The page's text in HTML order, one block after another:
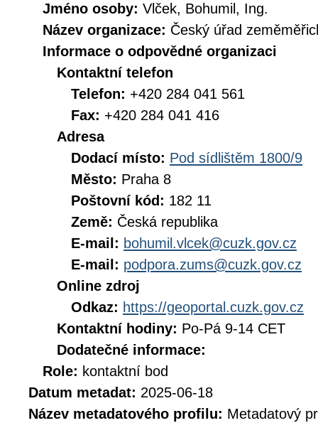
Jméno osoby: Vlček, Bohumil, Ing.
Název organizace: Český úřad
Informace o odpovědné organizaci
Kontaktní telefon
Telefon: +420 284 041 561
Fax: +420 284 041 416
Adresa
Dodací místo: Pod sídlištěm 1800/9
Město: Praha 8
Poštovní kód: 182 11
Země: Česká republika
E-mail: bohumil.vlcek@cuzk.gov.cz
E-mail: podpora.zums@cuzk.gov.cz
Online zdroj
Odkaz: https://geoportal.cuzk.gov.cz
Kontaktní hodiny: Po-Pá 9-14 CET
Dodatečné informace:
Role: kontaktní bod
Datum metadat: 2025-06-18
Název metadatového profilu: Metadatový